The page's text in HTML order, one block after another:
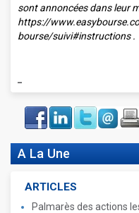
sont annoncées dans leur
https://
bourse/suivi#instructions .
Face
book
LinkIn Twitter Envoyer
A La Une
ARTICLES
Palmarès des actions